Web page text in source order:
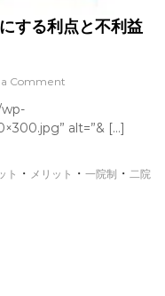
選
の
察
する利点と不利益
Commento
議
廃
alt=”& […]
ト ・ メリット ・ 一院制 ・ 二院